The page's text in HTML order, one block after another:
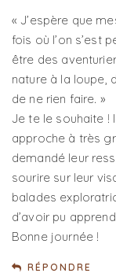
« J’espère que
fois où l’on s’est
être des
nature à la loupe,
de ne rien faire. »
Je te le souhaite !
approche à très
demandé leur
sourire sur leur
balades
d’avoir pu
Bonne journée !
RÉPONDRE